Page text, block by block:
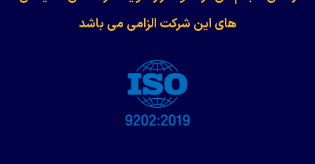
های این شرکت الزامی می باشد